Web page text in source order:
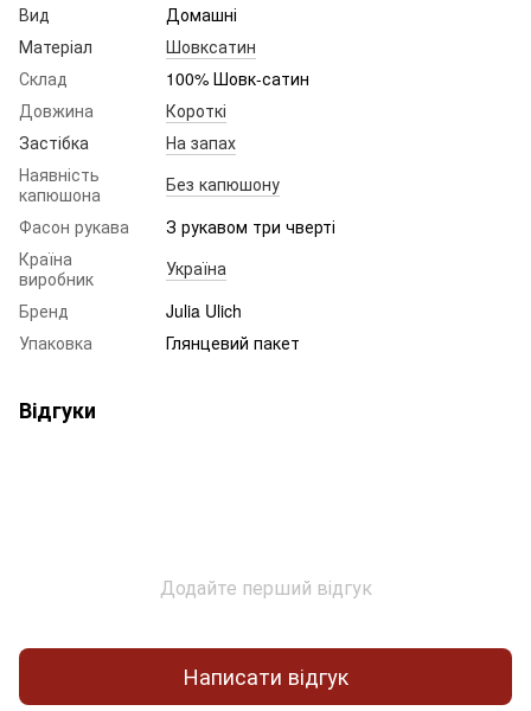
Вид
Домашні
Матеріал
Шовксатин
Склад
100% Шовк-сатин
Довжина
Короткі
Застібка
На запах
Наявність
капюшона
Без капюшону
Фасон рукава
З рукавом три чверті
Країна
виробник
Україна
Бренд
Julia Ulich
Упаковка
Глянцевий пакет
Відгуки
Додайте перший відгук
Написати відгук